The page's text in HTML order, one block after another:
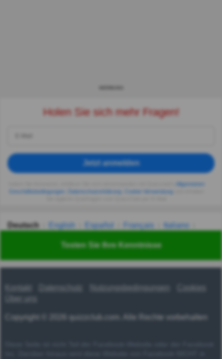
Testen Sie Ihre Kenntnisse
Holen Sie sich mehr Fragen!
Jetzt anmelden
Allgemeinen
Geschäftsbedingungen
Datenschutzerklärung Cookie-Verwendung
Deutsch English Español Français
Italiano
Українська हिन्दी 한국어 汉语
Kontakt Nutzungsbedingungen
Über uns
Copyright © 2026 quizzclub.com. Alle Rechte vorbehalten